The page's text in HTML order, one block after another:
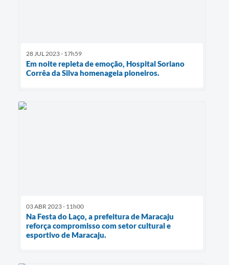
28 JUL 2023 - 17h59
Em noite repleta de emoção, Hospital Soriano
Corrêa da Silva homenageia pioneiros.
03 ABR 2023 - 11h00
Na Festa do Laço, a prefeitura de Maracaju
reforça compromisso com setor cultural e
esportivo de Maracaju.